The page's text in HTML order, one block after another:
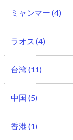
ミャンマー (4)
ラオス (4)
台湾(11)
中国 (5)
香港 (1)